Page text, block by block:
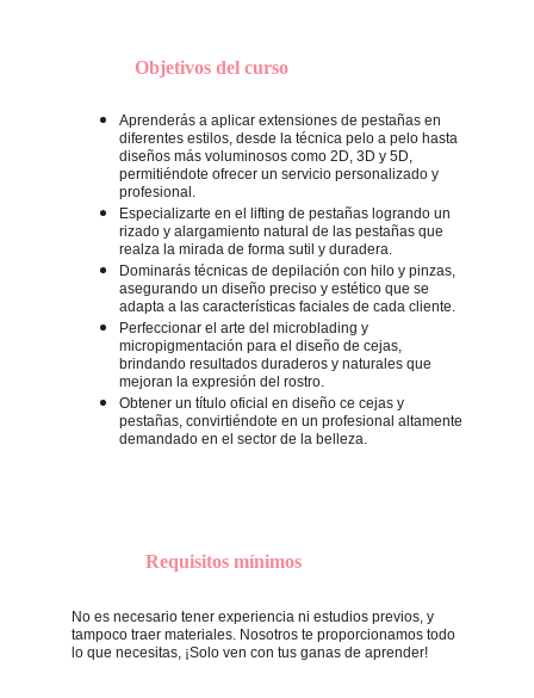
Objetivos del curso
Aprenderás a aplicar extensiones de pestañas en
diferentes estilos, desde la técnica pelo a pelo hasta
diseños más voluminosos como 2D, 3D y 5D,
permitiéndote ofrecer un servicio personalizado y
profesional.
Especializarte en el lifting de pestañas logrando un
rizado y alargamiento natural de las pestañas que
realza la mirada de forma sutil y duradera.
Dominarás técnicas de depilación con hilo y pinzas,
asegurando un diseño preciso y estético que se
adapta a las características faciales de cada cliente.
Perfeccionar el arte del microblading y
micropigmentación para el diseño de cejas,
brindando resultados duraderos y naturales que
mejoran la expresión del rostro.
Obtener un título oficial en diseño ce cejas y
pestañas, convirtiéndote en un profesional altamente
demandado en el sector de la belleza.
Requisitos mínimos
No es necesario tener experiencia ni estudios previos, y
tampoco traer materiales. Nosotros te proporcionamos todo
lo que necesitas, ¡Solo ven con tus ganas de aprender!